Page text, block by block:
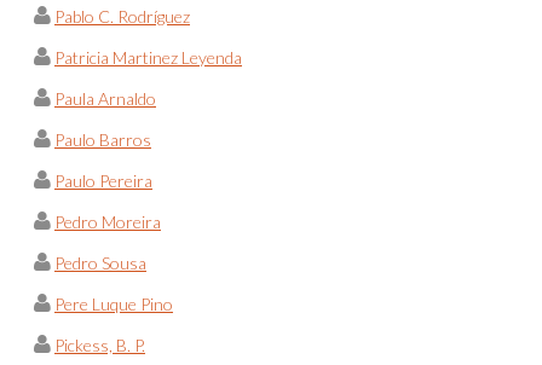
Pablo C. Rodríguez
Patricia Martinez Leyenda
Paula Arnaldo
Paulo Barros
Paulo Pereira
Pedro Moreira
Pedro Sousa
Pere Luque Pino
Pickess, B. P.